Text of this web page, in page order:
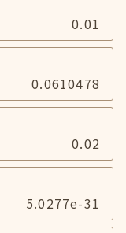
0.01
0.0610478
0.02
5.0277e-31